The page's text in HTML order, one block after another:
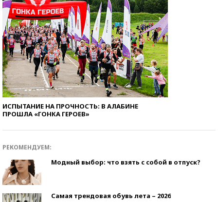
ИСПЫТАНИЕ НА ПРОЧНОСТЬ: В АЛАБИНЕ
ПРОШЛА «ГОНКА ГЕРОЕВ»
РЕКОМЕНДУЕМ:
Модный выбор: что взять с собой в отпуск?
Самая трендовая обувь лета – 2026